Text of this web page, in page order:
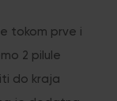
tokom prve i
2 pilule
do kraja